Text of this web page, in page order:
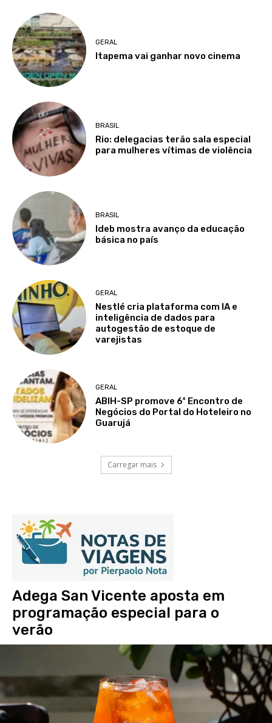
GERAL
Itapema vai ganhar novo cinema
BRASIL
Rio: delegacias terão sala especial
para mulheres vítimas de violência
BRASIL
Ideb mostra avanço da educação
básica no país
GERAL
Nestlé cria plataforma com IA e
inteligência de dados para
autogestão de estoque de
varejistas
GERAL
ABIH-SP promove 6º Encontro de
Negócios do Portal do Hoteleiro no
Guarujá
Carregar mais